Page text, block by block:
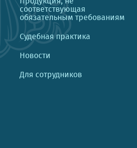
соответствующая
обязательным требованиям
Судебная практика
Новости
Для сотрудников